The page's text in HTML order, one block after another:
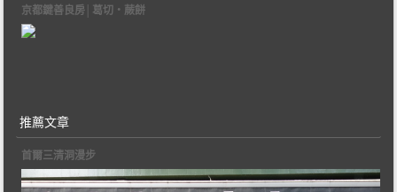
京都鍵善良房│葛切‧蕨餅
推薦文章
首爾三清洞漫步